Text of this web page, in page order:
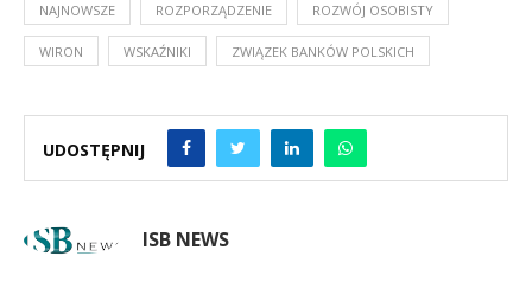
NAJNOWSZE ROZPORZĄDZENIE ROZWÓJ OSOBISTY
WIRON WSKAŹNIKI ZWIĄZEK BANKÓW POLSKICH
UDOSTĘPNIJ
ISB NEWS